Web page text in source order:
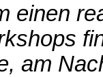
einen
am